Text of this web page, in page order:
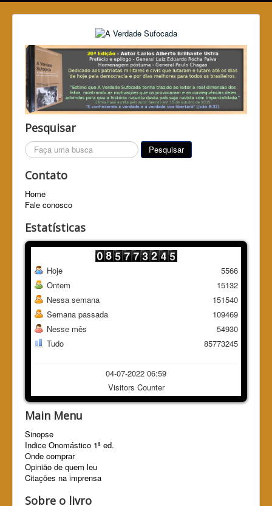
Pesquisar
Pesquisar... Pesquisar
Contato
Home
Fale conosco
Estatísticas
Hoje
Ontem
Nessa semana
Semana passada
Nesse mês
Tudo
5566
15132
151540
109469
54930
85773245
04-07-2022 06:59
Visitors Counter
Main Menu
Sinopse
Indice Onomástico 1ª ed.
Onde comprar
Opinião de quem leu
Citações na imprensa
Sobre o livro